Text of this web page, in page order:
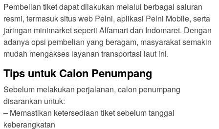
Pembelian tiket dapat dilakukan melalui berbagai saluran
resmi, termasuk situs web Pelni, aplikasi Pelni Mobile, serta
jaringan minimarket seperti Alfamart dan Indomaret. Dengan
adanya opsi pembelian yang beragam, masyarakat semakin
mudah mengakses layanan transportasi laut ini.
Tips untuk Calon Penumpang
Sebelum melakukan perjalanan, calon penumpang
disarankan untuk:
– Memastikan ketersediaan tiket sebelum tanggal
keberangkatan